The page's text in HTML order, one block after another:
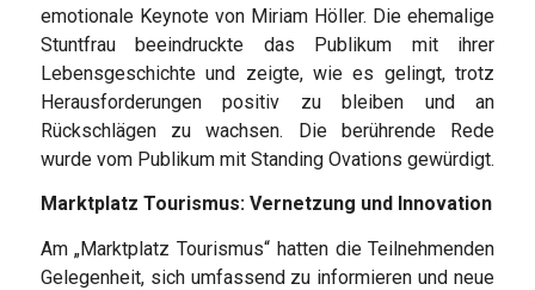
emotionale Keynote von Miriam Höller. Die ehemalige
Stuntfrau beeindruckte das Publikum mit ihrer
Lebensgeschichte und zeigte, wie es gelingt, trotz
Herausforderungen positiv zu bleiben und an
Rückschlägen zu wachsen. Die berührende Rede
wurde vom Publikum mit Standing Ovations gewürdigt.
Marktplatz Tourismus: Vernetzung und Innovation
Am „Marktplatz Tourismus“ hatten die Teilnehmenden
Gelegenheit, sich umfassend zu informieren und neue